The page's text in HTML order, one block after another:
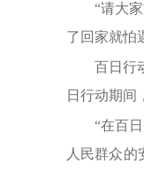
“请大
了回家就怕
百日行
日行动期间
“在百
人民群众